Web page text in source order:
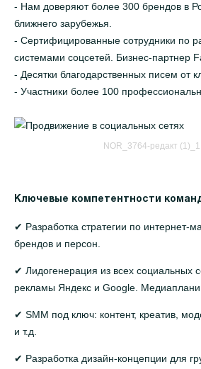
- Нам доверяют более 300 брендов в
ближнего зарубежья.
- Сертифицированные сотрудники по
системами соцсетей. Бизнес-партнер
- Десятки благодарственных писем от
- Участники более 100
NOR_3764-редакт
Ключевые компетентности
✔ Разработка стратегии по интернет-
брендов и персон.
✔ Лидогенерация из всех социальных
рекламы Яндекс и Google.
✔ SMM под ключ: контент, креатив,
и т.д.
✔ Разработка дизайн-концепции для